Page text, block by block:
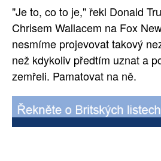
"Je to, co to je," řekl Donald
Chrisem Wallacem na Fox
nesmíme projevovat takový
než kdykoliv předtím uznat a
zemřeli. Pamatovat na ně.